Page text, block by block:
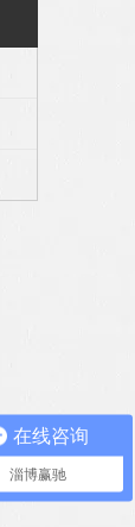
在线咨询
淄博赢驰